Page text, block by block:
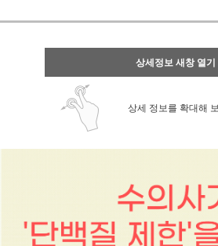
상세정보 새창 열기
상세 정보를 확대해